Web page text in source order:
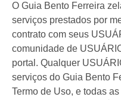
O Guia Bento Ferreira
serviços prestados por
contrato com seus
comunidade de
portal. Qualquer
serviços do Guia Bento
Termo de Uso, e todas